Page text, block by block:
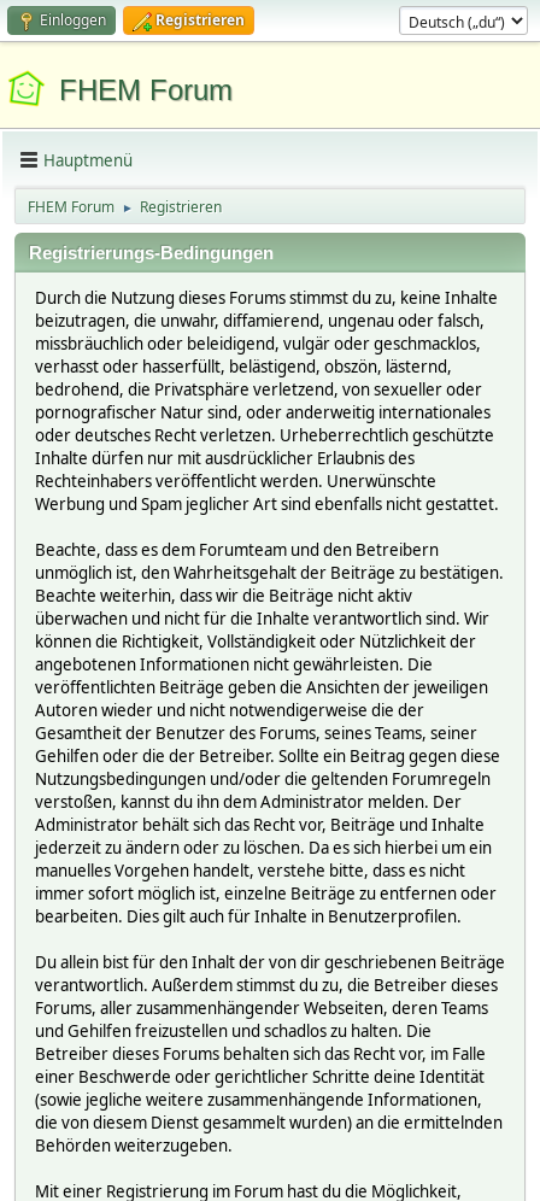
Einloggen Registrieren
FHEM Forum
Hauptmenü
FHEM Forum ► Registrieren
Registrierungs-Bedingungen
Durch die Nutzung dieses Forums stimmst du zu, keine Inhalte
beizutragen, die unwahr, diffamierend, ungenau oder falsch,
missbräuchlich oder beleidigend, vulgär oder geschmacklos,
verhasst oder hasserfüllt, belästigend, obszön, lästernd,
bedrohend, die Privatsphäre verletzend, von sexueller oder
pornografischer Natur sind, oder anderweitig internationales
oder deutsches Recht verletzen. Urheberrechtlich geschützte
Inhalte dürfen nur mit ausdrücklicher Erlaubnis des
Rechteinhabers veröffentlicht werden. Unerwünschte
Werbung und Spam jeglicher Art sind ebenfalls nicht gestattet.
Beachte, dass es dem Forumteam und den Betreibern
unmöglich ist, den Wahrheitsgehalt der Beiträge zu bestätigen.
Beachte weiterhin, dass wir die Beiträge nicht aktiv
überwachen und nicht für die Inhalte verantwortlich sind. Wir
können die Richtigkeit, Vollständigkeit oder Nützlichkeit der
angebotenen Informationen nicht gewährleisten. Die
veröffentlichten Beiträge geben die Ansichten der jeweiligen
Autoren wieder und nicht notwendigerweise die der
Gesamtheit der Benutzer des Forums, seines Teams, seiner
Gehilfen oder die der Betreiber. Sollte ein Beitrag gegen diese
Nutzungsbedingungen und/oder die geltenden Forumregeln
verstoßen, kannst du ihn dem Administrator melden. Der
Administrator behält sich das Recht vor, Beiträge und Inhalte
jederzeit zu ändern oder zu löschen. Da es sich hierbei um ein
manuelles Vorgehen handelt, verstehe bitte, dass es nicht
immer sofort möglich ist, einzelne Beiträge zu entfernen oder
bearbeiten. Dies gilt auch für Inhalte in Benutzerprofilen.
Du allein bist für den Inhalt der von dir geschriebenen Beiträge
verantwortlich. Außerdem stimmst du zu, die Betreiber dieses
Forums, aller zusammenhängender Webseiten, deren Teams
und Gehilfen freizustellen und schadlos zu halten. Die
Betreiber dieses Forums behalten sich das Recht vor, im Falle
einer Beschwerde oder gerichtlicher Schritte deine Identität
(sowie jegliche weitere zusammenhängende Informationen,
die von diesem Dienst gesammelt wurden) an die ermittelnden
Behörden weiterzugeben.
Mit einer Registrierung im Forum hast du die Möglichkeit,